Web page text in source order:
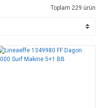
Toplam 229 ürün